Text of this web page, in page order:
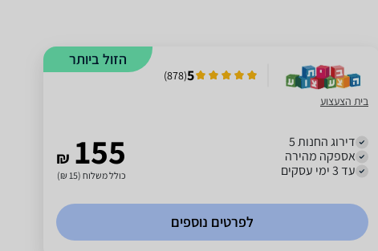
הזול ביותר
5
(
878
)
בית הצעצוע
דירוג החנות 5
אספקה מהירה
עד 3 ימי עסקים
₪ 155
כולל משלוח (15 ₪)
לפרטים נוספים